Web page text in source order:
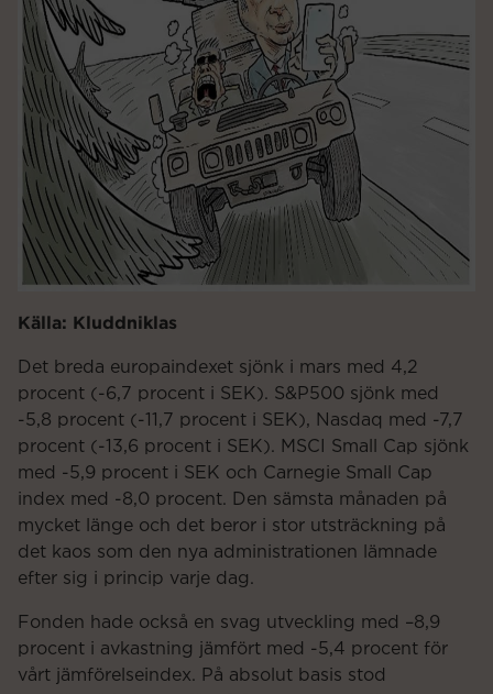
Källa: Kluddniklas
Det breda europaindexet sjönk i mars med 4,2
procent (-6,7 procent i SEK). S&P500 sjönk med
-5,8 procent (-11,7 procent i SEK), Nasdaq med -7,7
procent (-13,6 procent i SEK). MSCI Small Cap sjönk
med -5,9 procent i SEK och Carnegie Small Cap
index med -8,0 procent. Den sämsta månaden på
mycket länge och det beror i stor utsträckning på
det kaos som den nya administrationen lämnade
efter sig i princip varje dag.
Fonden hade också en svag utveckling med –8,9
procent i avkastning jämfört med -5,4 procent för
vårt jämförelseindex. På absolut basis stod